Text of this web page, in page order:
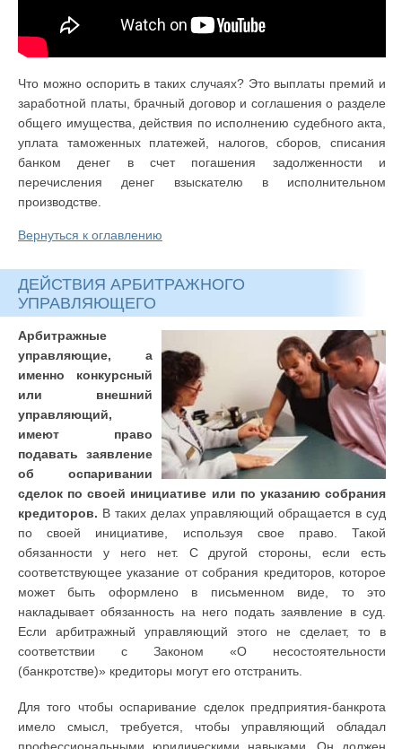
Что можно оспорить в таких случаях? Это выплаты премий и
заработной платы, брачный договор и соглашения о разделе
общего имущества, действия по исполнению судебного акта,
уплата таможенных платежей, налогов, сборов, списания
банком денег в счет погашения задолженности и
перечисления денег взыскателю в исполнительном
производстве.
Вернуться к оглавлению
ДЕЙСТВИЯ АРБИТРАЖНОГО
УПРАВЛЯЮЩЕГО
Арбитражные
управляющие, а
именно конкурсный
или внешний
управляющий,
имеют право
подавать заявление
об оспаривании
сделок по своей инициативе или по указанию собрания
кредиторов. В таких делах управляющий обращается в суд
по своей инициативе, используя свое право. Такой
обязанности у него нет. С другой стороны, если есть
соответствующее указание от собрания кредиторов, которое
может быть оформлено в письменном виде, то это
накладывает обязанность на него подать заявление в суд.
Если арбитражный управляющий этого не сделает, то в
соответствии с Законом «О несостоятельности
(банкротстве)» кредиторы могут его отстранить.
Для того чтобы оспаривание сделок предприятия-банкрота
имело смысл, требуется, чтобы управляющий обладал